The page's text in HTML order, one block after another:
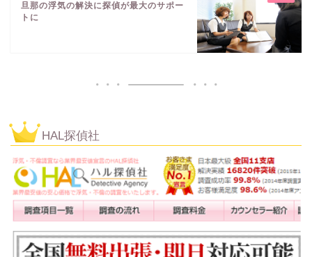
旦那の浮気の解決に探偵が最大のサポー
トに
HAL探偵社